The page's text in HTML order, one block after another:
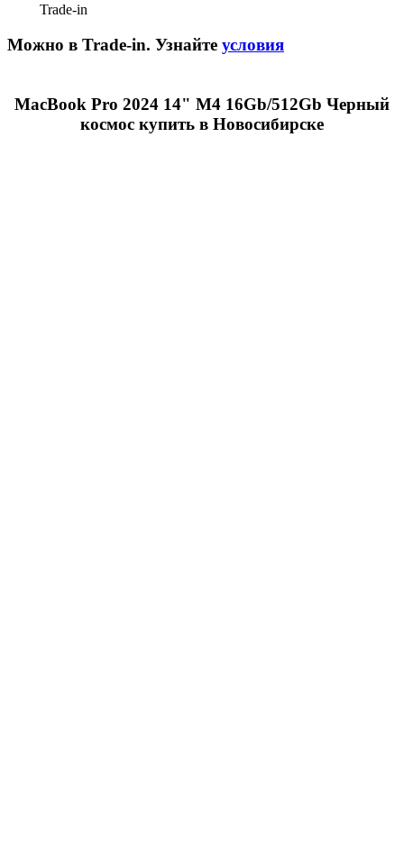
Trade-in
Можно в Trade-in. Узнайте условия
MacBook Pro 2024 14" M4 16Gb/512Gb Черный
космос купить в Новосибирске